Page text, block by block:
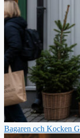
Bagaren och Kocken